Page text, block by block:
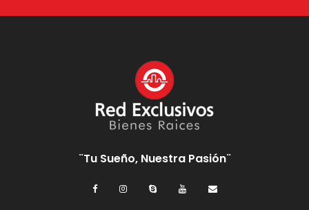
¨Tu Sueño, Nuestra Pasión¨